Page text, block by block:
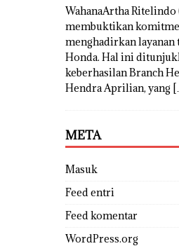
WahanaArtha Ritelindo
membuktikan
menghadirkan
Honda. Hal ini
keberhasilan Branch
Hendra Aprilian, yang
META
Masuk
Feed entri
Feed komentar
WordPress.org